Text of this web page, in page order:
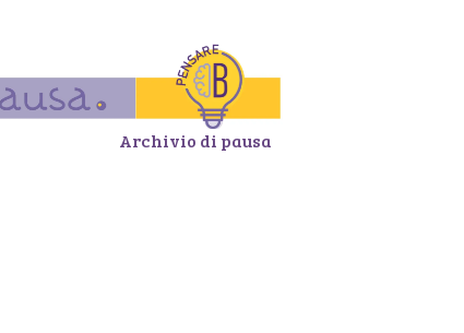
Archivio di pausa